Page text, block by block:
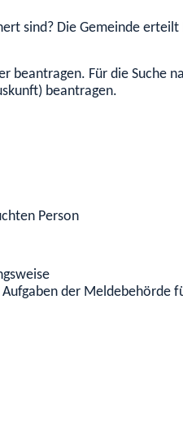
sind? Die Gemeinde
beantragen. Für die Suche
beantragen.
Person
der Meldebehörde